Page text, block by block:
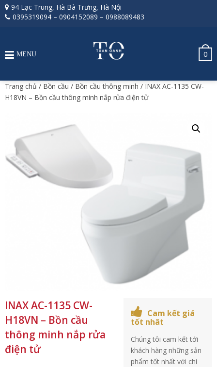
94 Lạc Trung, Hà Bà Trưng, Hà Nội
0395319094 – 0904152089 – 0988089483
0
MENU
Trang chủ / Bồn cầu / Bồn cầu thông minh / INAX AC-1135 CW-
H18VN – Bồn cầu thông minh nắp rửa điện tử
INAX AC-1135 CW-
H18VN – Bồn cầu
thông minh nắp rửa
điện tử
Cam kết giá
tốt nhât
Chúng tôi cam kết tới
khách hàng những sản
phẩm tốt nhất với chi